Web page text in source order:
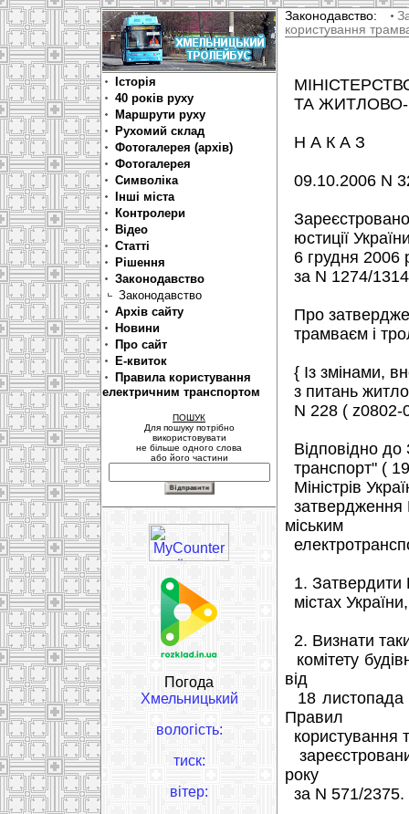
Історія
40 років руху
Маршрути руху
Рухомий склад
Фотогалерея (архів)
Фотогалерея
Символіка
Інші міста
Контролери
Відео
Статті
Рішення
Законодавство
Законодавство
Архів сайту
Новини
Про сайт
Е-квиток
Правила користування
електричним транспортом
ПОШУК
Для пошуку потрібно
використовувати
не більше одного слова
або його частини
Погода
Хмельницький
вологість:
тиск:
вітер:
Законодавство:
користування
ТА
Н А К А З
09.10.2006 N
Зареєстровано
юстиції
6 грудня 2006
за N 1274/
Про
трамваєм і
{ Із змінами,
з питань
N 228 ( z0802-
Відповідно до
транспорт" (
Міністрів
затвердження
міським
1. Затвердити
містах
2. Визнати
комітету
від
18 листопада
Правил
користування
року
за N 571/2375.